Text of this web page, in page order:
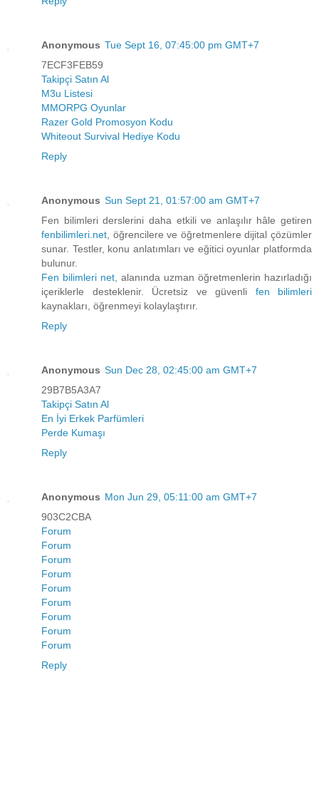
Anonymous Tue Sept 16, 07:45:00 pm GMT+7
7ECF3FEB59
Takipçi Satın Al
M3u Listesi
MMORPG Oyunlar
Razer Gold Promosyon Kodu
Whiteout Survival Hediye Kodu
Reply
Anonymous Sun Sept 21, 01:57:00 am GMT+7
Fen bilimleri derslerini daha etkili ve anlaşılır hâle getiren
fenbilimleri.net , öğrencilere ve öğretmenlere dijital çözümler
sunar. Testler, konu anlatımları ve eğitici oyunlar platformda
bulunur.
Fen bilimleri net , alanında uzman öğretmenlerin hazırladığı
içeriklerle desteklenir. Ücretsiz ve güvenli fen bilimleri
kaynakları, öğrenmeyi kolaylaştırır.
Reply
Anonymous Sun Dec 28, 02:45:00 am GMT+7
29B7B5A3A7
Takipçi Satın Al
En İyi Erkek Parfümleri
Perde Kumaşı
Reply
Anonymous Mon Jun 29, 05:11:00 am GMT+7
903C2CBA
Forum
Forum
Forum
Forum
Forum
Forum
Forum
Forum
Forum
Reply